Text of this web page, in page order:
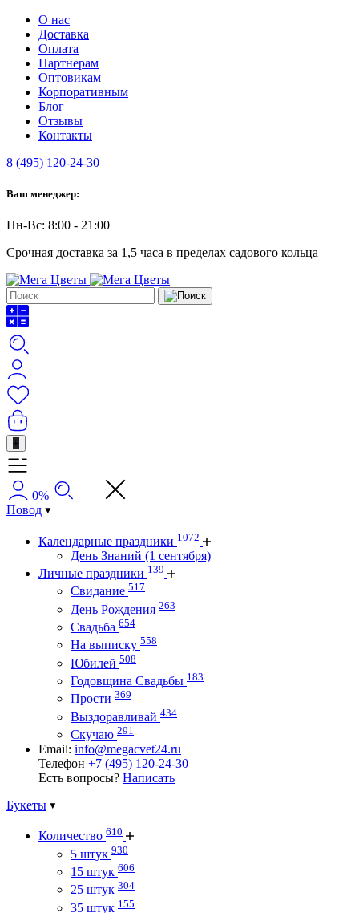
О нас
Доставка
Оплата
Партнерам
Оптовикам
Корпоративным
Блог
Отзывы
Контакты
8 (495) 120-24-30
Ваш менеджер:
Пн-Вс: 8:00 - 21:00
Срочная доставка за 1,5 часа в пределах садового кольца
+
0%
Повод
Календарные праздники 1072
День Знаний (1 сентября)
Личные праздники 139
Свидание 517
День Рождения 263
Свадьба 654
На выписку 558
Юбилей 508
Годовщина Свадьбы 183
Прости 369
Выздоравливай 434
Скучаю 291
Email: info@megacvet24.ru
Телефон +7 (495) 120-24-30
Есть вопросы? Написать
Букеты
Количество 610
5 штук 930
15 штук 606
25 штук 304
35 штук 155